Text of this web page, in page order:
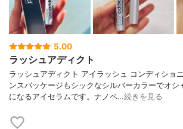
5.00
ラッシュアディクト
ラッシュアディクト アイラッシュ コンディショ
ンスパッケージもシックなシルバーカラーでオシ
になるアイセラムです。ナノペ…続きを見る